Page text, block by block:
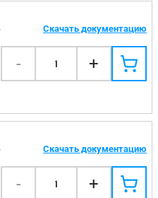
Скачать документацию
- 1 +
Скачать документацию
- 1 +